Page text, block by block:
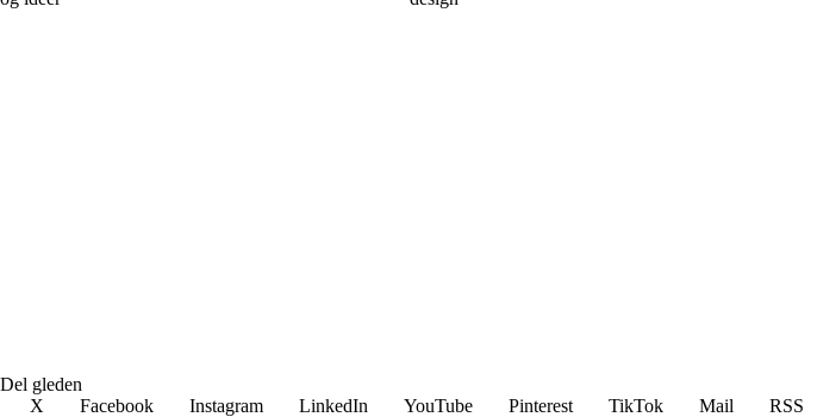
Del gleden
X
Facebook Instagram LinkedIn YouTube Pinterest TikTok Mail
RSS